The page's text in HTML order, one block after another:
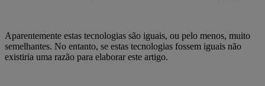
Aparentemente estas tecnologias são iguais, ou pelo menos, muito
semelhantes. No entanto, se estas tecnologias fossem iguais não
existiria uma razão para elaborar este artigo.